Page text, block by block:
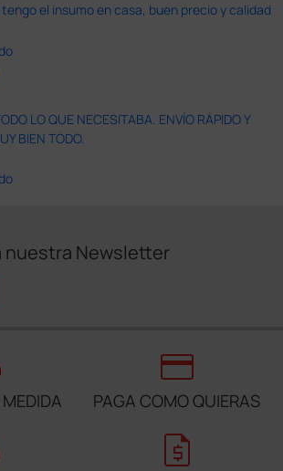
el insumo en casa, buen precio y calidad
LO QUE NECESITABA. ENVÍO RÁPIDO Y
BIEN TODO.
nuestra Newsletter
credit_card
PAGA COMO QUIERAS
request_quote